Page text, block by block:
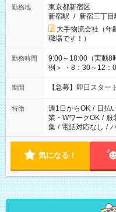
勤務地
東京都新宿区
新宿駅 / 新宿三丁目
大手物流会社（年
職場です！）
勤務時間
9:00～18:00（実動8時間） 希望の時間帯を選べま
例＞ ・8：30～12：
・13：00～22：00
期間 【急募】即日スタ
特徴 週1日からOK / 日払
業・WワークOK / 服
集 / 電話対応なし /
気になる！